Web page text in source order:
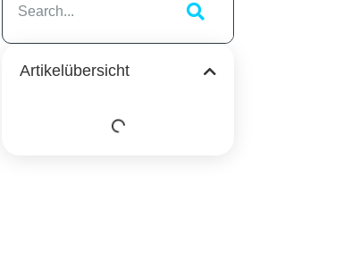
Artikelübersicht